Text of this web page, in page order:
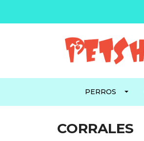
PERROS
CORRALES